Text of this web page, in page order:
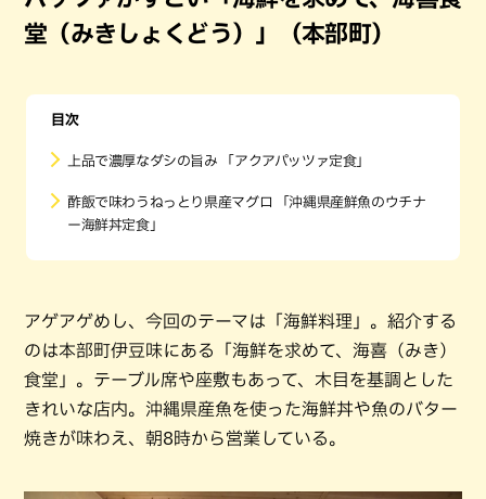
堂（みきしょくどう）」（本部町）
目次
上品で濃厚なダシの旨み 「アクアパッツァ定食」
酢飯で味わうねっとり県産マグロ 「沖縄県産鮮魚のウチナ
ー海鮮丼定食」
アゲアゲめし、今回のテーマは「海鮮料理」。紹介する
のは本部町伊豆味にある「海鮮を求めて、海喜（みき）
食堂」。テーブル席や座敷もあって、木目を基調とした
きれいな店内。沖縄県産魚を使った海鮮丼や魚のバター
焼きが味わえ、朝8時から営業している。